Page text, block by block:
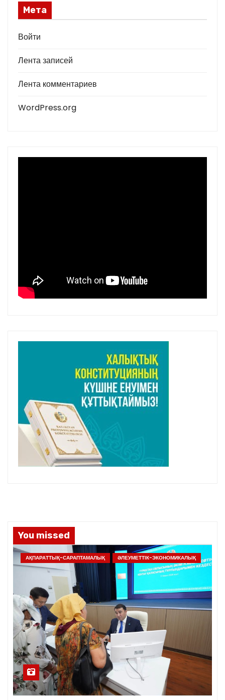
Мета
Войти
Лента записей
Лента комментариев
WordPress.org
You missed
АҚПАРАТТЫҚ-САРАПТАМАЛЫҚ ӘЛЕУМЕТТІК-ЭКОНОМИКАЛЫҚ